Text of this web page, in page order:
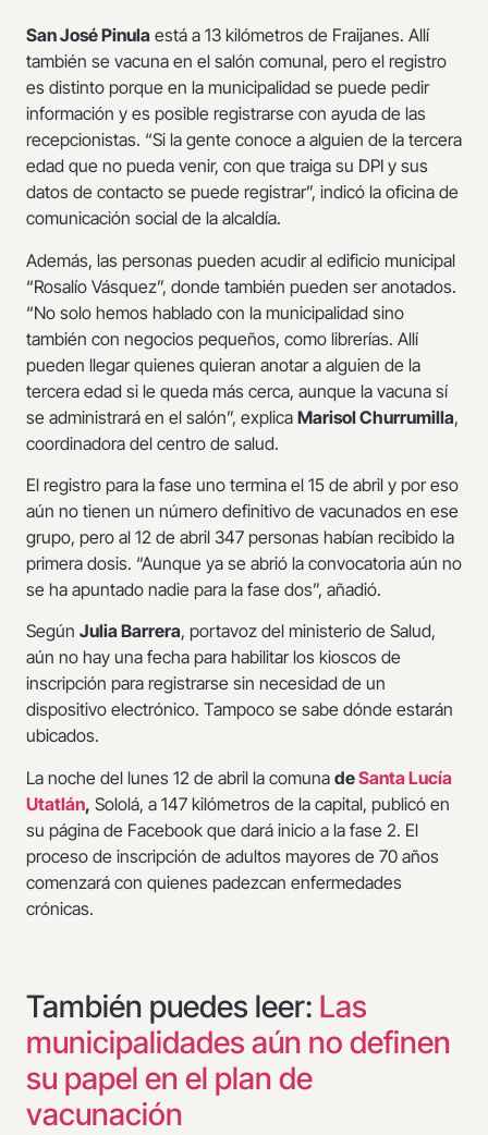
San José Pinula está a 13 kilómetros de Fraijanes. Allí
también se vacuna en el salón comunal, pero el registro
es distinto porque en la municipalidad se puede pedir
información y es posible registrarse con ayuda de las
recepcionistas. “Si la gente conoce a alguien de la tercera
edad que no pueda venir, con que traiga su DPI y sus
datos de contacto se puede registrar”, indicó la oficina de
comunicación social de la alcaldía.
Además, las personas pueden acudir al edificio municipal
“Rosalío Vásquez”, donde también pueden ser anotados.
“No solo hemos hablado con la municipalidad sino
también con negocios pequeños, como librerías. Allí
pueden llegar quienes quieran anotar a alguien de la
tercera edad si le queda más cerca, aunque la vacuna sí
se administrará en el salón”, explica Marisol Churrumilla,
coordinadora del centro de salud.
El registro para la fase uno termina el 15 de abril y por eso
aún no tienen un número definitivo de vacunados en ese
grupo, pero al 12 de abril 347 personas habían recibido la
primera dosis. “Aunque ya se abrió la convocatoria aún no
se ha apuntado nadie para la fase dos”, añadió.
Según Julia Barrera, portavoz del ministerio de Salud,
aún no hay una fecha para habilitar los kioscos de
inscripción para registrarse sin necesidad de un
dispositivo electrónico. Tampoco se sabe dónde estarán
ubicados.
La noche del lunes 12 de abril la comuna deSanta Lucía
Utatlán, Sololá, a 147 kilómetros de la capital, publicó en
su página de Facebook que dará inicio a la fase 2. El
proceso de inscripción de adultos mayores de 70 años
comenzará con quienes padezcan enfermedades
crónicas.
También puedes leer: Las
municipalidades aún no definen
su papel en el plan de
vacunación